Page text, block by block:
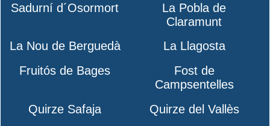
Sadurní d´Osormort
La Pobla de
Claramunt
La Nou de Berguedà
La Llagosta
Fruitós de Bages
Fost de
Campsentelles
Quirze Safaja
Quirze del Vallès